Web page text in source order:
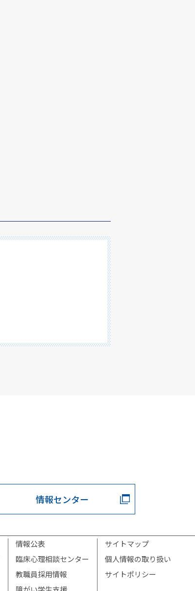
情報センター
情報公表
臨床心理相談センター
教職員採用情報
サイトマップ
個人情報の取り扱い
サイトポリシー